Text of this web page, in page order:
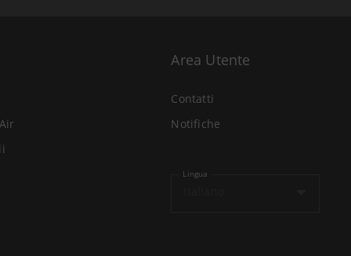
Area Utente
Contatti
Notifiche
Lingua